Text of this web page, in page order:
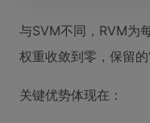
与SVM不同，RVM为
权重收敛到零，保留
关键优势体现在：